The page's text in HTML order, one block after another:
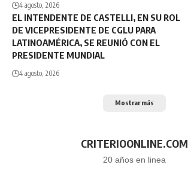
4 agosto, 2026
EL INTENDENTE DE CASTELLI, EN SU ROL
DE VICEPRESIDENTE DE CGLU PARA
LATINOAMÉRICA, SE REUNIÓ CON EL
PRESIDENTE MUNDIAL
4 agosto, 2026
Mostrar más
CRITERIOONLINE.COM
20 años en linea